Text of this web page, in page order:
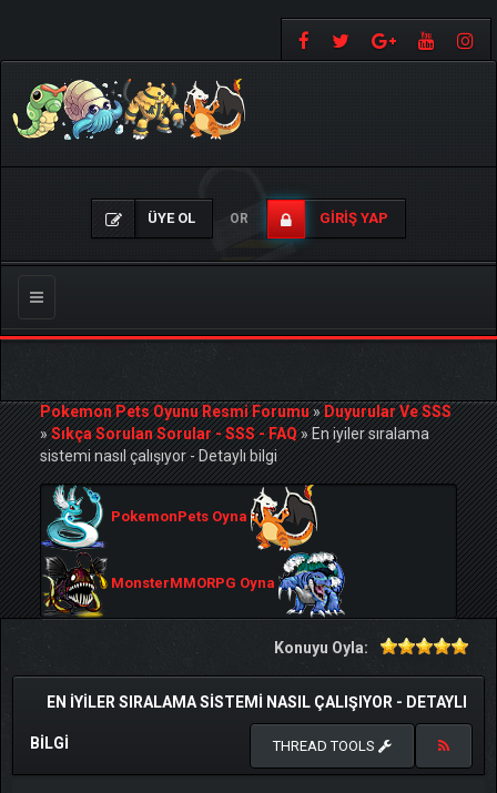
ÜYE OL OR GIRIŞ YAP
Gezinmeyi
Değiştir
Pokemon Pets Oyunu Resmi Forumu»Duyurular Ve SSS
»Sıkça Sorulan Sorular - SSS - FAQ»En iyiler sıralama
sistemi nasıl çalışıyor - Detaylı bilgi
PokemonPets Oyna
MonsterMMORPG Oyna
Konuyu Oyla:
EN IYILER SIRALAMA SISTEMI NASIL ÇALIŞIYOR - DETAYLI
BILGI THREAD TOOLS